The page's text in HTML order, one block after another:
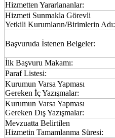
Hizmetten Yararlananlar:
Hizmeti Sunmakla Görevli
Yetkili Kurumların/Birimlerin Adı:
Başvuruda İstenen Belgeler:
İlk Başvuru Makamı:
Paraf Listesi:
Kurumun Varsa Yapması
Gereken İç Yazışmalar:
Kurumun Varsa Yapması
Gereken Dış Yazışmalar:
Mevzuatta Belirtilen
Hizmetin Tamamlanma Süresi: